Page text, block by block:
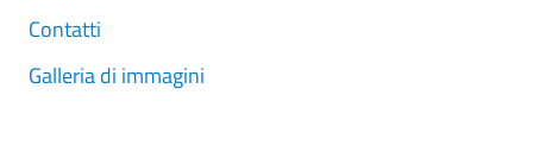
Contatti
Galleria di immagini